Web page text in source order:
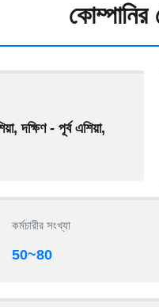
দক্ষিণ - পূর্ব এশিয়া,
কর্মচারীর সংখ্যা
50~80